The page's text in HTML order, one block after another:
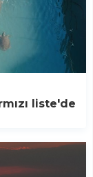
liste'de